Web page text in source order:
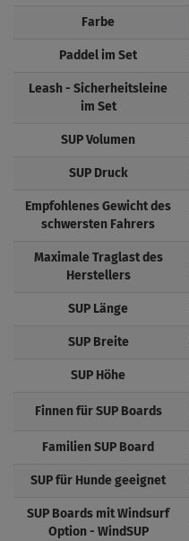
Farbe
Paddel im Set
Leash - Sicherheitsleine
im Set
SUP Volumen
SUP Druck
Empfohlenes Gewicht des
schwersten Fahrers
Maximale Traglast des
Herstellers
SUP Länge
SUP Breite
SUP Höhe
Finnen für SUP Boards
Familien SUP Board
SUP für Hunde geeignet
SUP Boards mit Windsurf
Option - WindSUP